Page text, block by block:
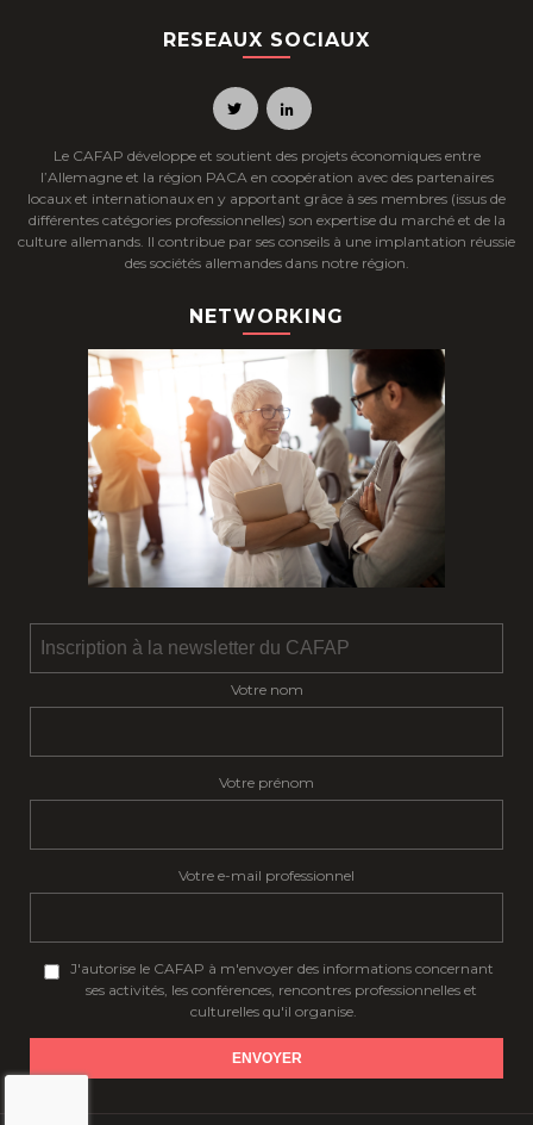
RESEAUX SOCIAUX
Le CAFAP développe et soutient des projets économiques entre
l’Allemagne et la région PACA en coopération avec des partenaires
locaux et internationaux en y apportant grâce à ses membres (issus de
différentes catégories professionnelles) son expertise du marché et de la
culture allemands. Il contribue par ses conseils à une implantation réussie
des sociétés allemandes dans notre région.
NETWORKING
Votre nom
Votre prénom
Votre e-mail professionnel
J'autorise le CAFAP à m'envoyer des informations concernant
ses activités, les conférences, rencontres professionnelles et
culturelles qu'il organise.